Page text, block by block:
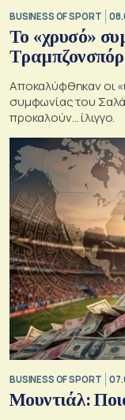
BUSINESS OF SPORT
Το «χρυσό»
Τραμπζονσπόρ
Αποκαλύφθηκαν οι
συμφωνίας του
προκαλούν… ίλιγγο.
BUSINESS OF SPORT
Μουντιάλ: